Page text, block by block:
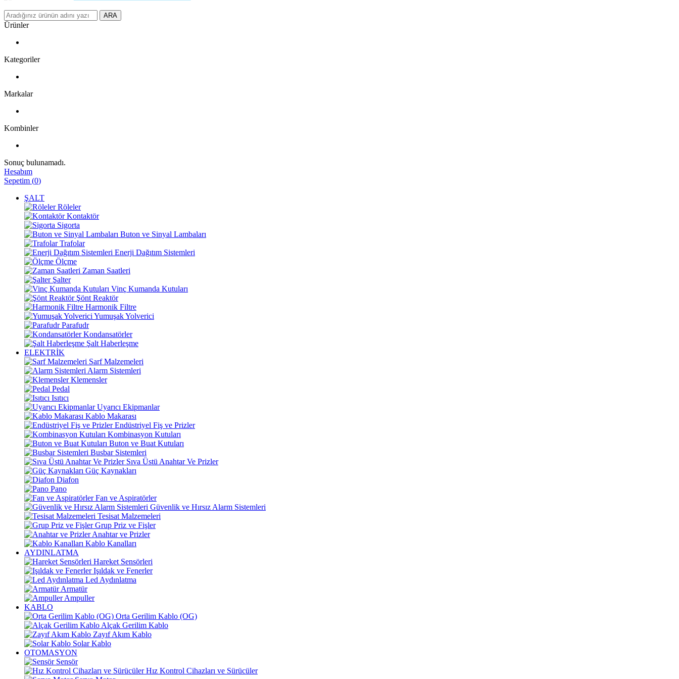
ARA
Ürünler
Kategoriler
Markalar
Kombinler
Sonuç bulunamadı.
Hesabım
Sepetim (0)
ŞALT
Röleler
Kontaktör
Sigorta
Buton ve Sinyal Lambaları
Trafolar
Enerji Dağıtım Sistemleri
Ölçme
Zaman Saatleri
Şalter
Vinç Kumanda Kutuları
Şönt Reaktör
Harmonik Filtre
Yumuşak Yolverici
Parafudr
Kondansatörler
Şalt Haberleşme
ELEKTRİK
Sarf Malzemeleri
Alarm Sistemleri
Klemensler
Pedal
Isıtıcı
Uyarıcı Ekipmanlar
Kablo Makarası
Endüstriyel Fiş ve Prizler
Kombinasyon Kutuları
Buton ve Buat Kutuları
Busbar Sistemleri
Sıva Üstü Anahtar Ve Prizler
Güç Kaynakları
Diafon
Pano
Fan ve Aspiratörler
Güvenlik ve Hırsız Alarm Sistemleri
Tesisat Malzemeleri
Grup Priz ve Fişler
Anahtar ve Prizler
Kablo Kanalları
AYDINLATMA
Hareket Sensörleri
Işıldak ve Fenerler
Led Aydınlatma
Armatür
Ampuller
KABLO
Orta Gerilim Kablo (OG)
Alçak Gerilim Kablo
Zayıf Akım Kablo
Solar Kablo
OTOMASYON
Sensör
Hız Kontrol Cihazları ve Sürücüler